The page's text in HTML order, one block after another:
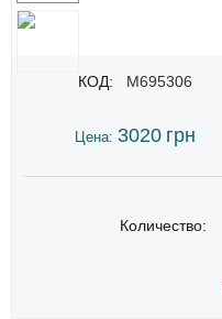
КОД: M695306
Цена: 3020 грн
Количество: